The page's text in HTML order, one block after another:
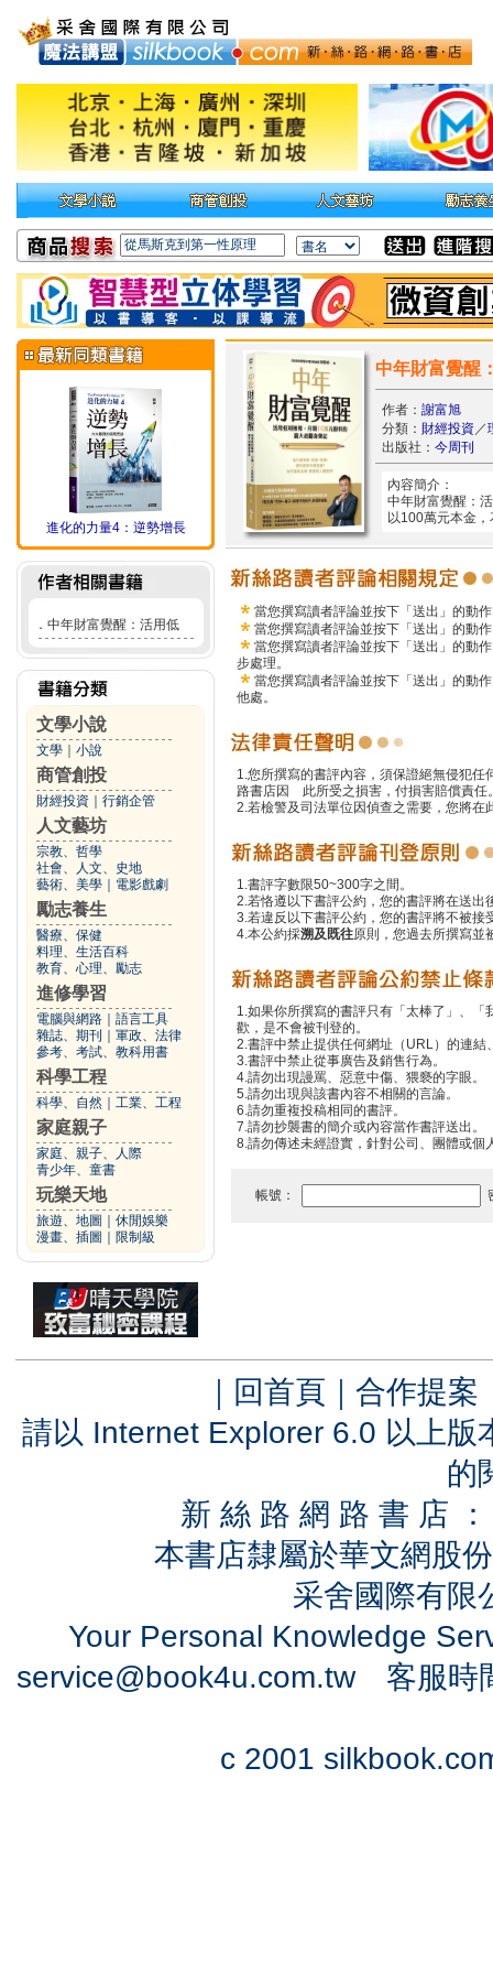
進化的力量4：逆勢增長
． 中年財富覺醒：活用低
文學小說
文學 小說
商管創投
財經投資 行銷企管
人文藝坊
宗教、哲學
社會、人文、史地
藝術、美學
電影戲劇
勵志養生
醫療、保健
料理、生活百科
教育、心理、勵志
進修學習
電腦與網路
語言工具
雜誌、期刊
軍政、法律
參考、考試、教科用書
科學工程
科學、自然 工業、工程
家庭親子
家庭、親子、人際
青少年、童書
玩樂天地
旅遊、地圖
休閒娛樂
漫畫、插圖
限制級
中年財富覺醒
作者： 謝富旭
分類： 財經投資／
出版社： 今周刊
內容簡介：
中年財富覺醒：
以100萬元本金
當您撰寫讀者評論並按下「送出」的動
當您撰寫讀者評論並按下「送出」的動
當您撰寫讀者評論並按下「送出」的動
步處理。
當您撰寫讀者評論並按下「送出」的動
他處。
1.您所撰寫的書評內容，須保證絕無侵犯
路書店因 此所受之損害，付損害賠償責任
2.若檢警及司法單位因偵查之需要，您將
1.書評字數限50~300字之間。
2.若恪遵以下書評公約，您的書評將在送
3.若違反以下書評公約，您的書評將不被接
4.本公約採溯及既往原則，您過去所撰寫並
1.如果你所撰寫的書評只有「太棒了」、
歡，是不會被刊登的。
2.書評中禁止提供任何網址（URL）的連結
3.書評中禁止從事廣告及銷售行為。
4.請勿出現謾罵、惡意中傷、猥褻的字眼。
5.請勿出現與該書內容不相關的言論。
6.請勿重複投稿相同的書評。
7.請勿抄襲書的簡介或內容當作書評送出。
8.請勿傳述未經證實，針對公司、團體或個
帳號：
｜ 回首頁 ｜ 合作提案
請以 Internet Explorer 6.0 以上
的
新 絲 路 網 路 書 店
本書店隸屬於華文網股
采舍國際有
Your Personal Knowledge
service@book4u.com.tw客服時
c 2001